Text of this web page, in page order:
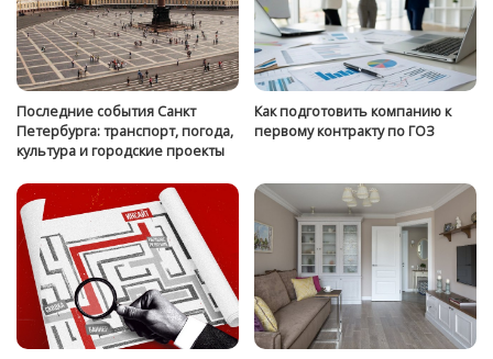
Последние события Санкт
Петербурга: транспорт, погода,
культура и городские проекты
Как подготовить компанию к
первому контракту по ГОЗ